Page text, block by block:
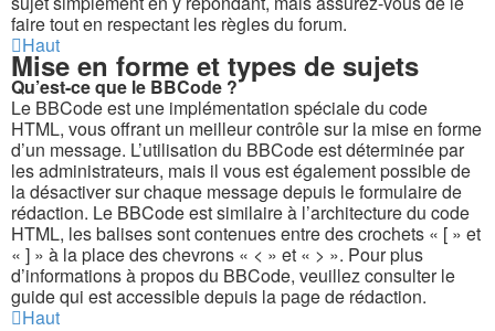
faire tout en respectant les règles du forum.
Haut
Mise en forme et types de sujets
Qu’est-ce que le BBCode ?
Le BBCode est une implémentation spéciale du code
HTML, vous offrant un meilleur contrôle sur la mise en forme
d’un message. L’utilisation du BBCode est déterminée par
les administrateurs, mais il vous est également possible de
la désactiver sur chaque message depuis le formulaire de
rédaction. Le BBCode est similaire à l’architecture du code
HTML, les balises sont contenues entre des crochets « [ » et
« ] » à la place des chevrons « < » et « > ». Pour plus
d’informations à propos du BBCode, veuillez consulter le
guide qui est accessible depuis la page de rédaction.
Haut